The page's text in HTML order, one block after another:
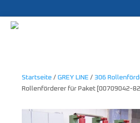
Startseite / GREY LINE / 306
Rollenförderer für Paket [00709042-82]